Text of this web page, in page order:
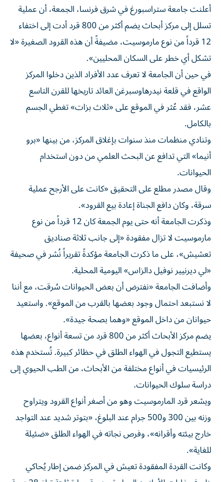
أعلنت جامعة ستراسبورغ في شرق فرنسا، الجمعة، أن عملية
تسلل إلى مركز أبحاث يضم أكثر من 800 قرد أدت إلى اختفاء
12 قرداً من نوع مارموسيت، مضيفةً أن هذه القرود الصغيرة «لا
تشكل أي خطر على السكان المحليين».
في حين أن الجامعة لا تعرف عدد الأفراد الذين دخلوا المركز
الواقع في قلعة نيدرهاوسبرغن العائد تاريخها للقرن التاسع
عشر، فقد عُثر في الموقع على «ثلاث بزات» تغطي الجسم
بالكامل.
وتنادي منظمات منذ سنوات بإغلاق المركز، من بينها «برو
أنيما» التي تدافع عن البحث العلمي من دون استخدام
الحيوانات.
وقال مصدر مطلع على التحقيق «كانت على الأرجح عملية
سرقة، وكان دافع الجناة إعادة بيع القرود».
وذكرت الجامعة أنه حتى يوم الجمعة كان 12 قرداً من نوع
مارموسيت لا تزال مفقودة «إلى جانب ثلاثة صناديق
تعشيش»، على ما ذكرت الجامعة مؤكدةً تقريراً نُشر في صحيفة
«لي ديرنيير نوفيل دالزاس» اليومية المحلية.
وأضافت الجامعة «نفترض أن بعض الحيوانات سُرقت، مع أننا
لا نستبعد احتمال وجود بعضها بالقرب من الموقع». واستعيد
حيوانان من داخل الموقع «وهما بصحة جيدة».
يضم مركز الأبحاث أكثر من 800 قرد من تسعة أنواع، بعضها
يستطيع التجول في الهواء الطلق في حظائر كبيرة. تُستخدم هذه
الرئيسيات في أنواع مختلفة من الأبحاث، من الطب الحيوي إلى
دراسة سلوك الحيوانات.
ويشعر قرد المارموسيت وهو من أصغر أنواع القرود ويتراوح
وزنه بين 300 و500 جرام عند البلوغ، «بتوتر شديد عند التواجد
خارج بيئته وأقرانه»، وفرص نجاته في الهواء الطلق «ضئيلة
للغاية».
وكانت القردة المفقودة تعيش في المركز ضمن إطار يُحاكي